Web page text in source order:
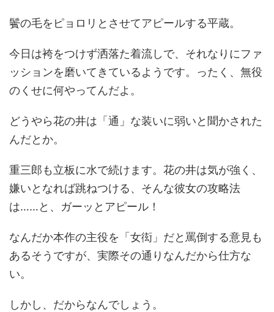
鬢の毛をピョロリとさせてアピールする平蔵。
今日は袴をつけず洒落た着流しで、それなりにファ
ッションを磨いてきているようです。ったく、無役
のくせに何やってんだよ。
どうやら花の井は「通」な装いに弱いと聞かされた
んだとか。
重三郎も立板に水で続けます。花の井は気が強く、
嫌いとなれば跳ねつける、そんな彼女の攻略法
は……と、ガーッとアピール！
なんだか本作の主役を「女衒」だと罵倒する意見も
あるそうですが、実際その通りなんだから仕方な
い。
しかし、だからなんでしょう。